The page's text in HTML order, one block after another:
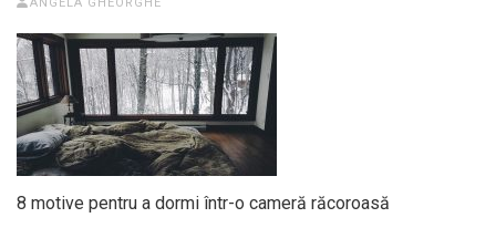
8 motive pentru a dormi într-o cameră răcoroasă